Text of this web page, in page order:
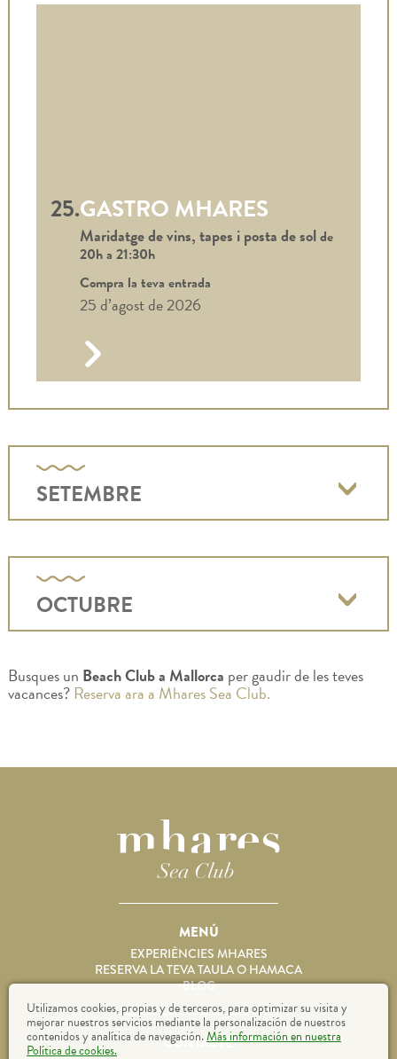
25.GASTRO MHARES
Maridatge de vins, tapes i posta de solde
20h a 21:30h
Compra la teva entrada
25 d’agost de 2026
SETEMBRE
OCTUBRE
Busques un Beach Club a Mallorca per gaudir de les teves
vacances? Reserva ara a Mhares Sea Club.
MENÚ
EXPERIÈNCIES MHARES
RESERVA LA TEVA TAULA O HAMACA
BLOG
CONTACTE
Utilizamos cookies, propias y de terceros, para optimizar su visita y
mejorar nuestros servicios mediante la personalización de nuestros
contenidos y analítica de navegación.Más información en nuestra
Política de cookies.